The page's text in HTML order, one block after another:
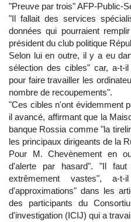
"Preuve par trois" AFP-Public-
"Il fallait des services
données qui pourraient
président du club politique
Selon lui en outre, il y a eu
sélection des cibles" car, a-
pour faire travailler les
nombre de recoupements".
"Ces cibles n'ont évidemment
il avancé, affirmant que la
banque Rossia comme "la
les principaux dirigeants de la
Pour M. Chevènement en
d'alerte par hasard". "Il
extrêmement vastes", a-
d'approximations" dans les
des participants du
d'investigation (ICIJ) qui a